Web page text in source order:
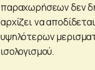
παραχωρήσεων δεν
αρχίζει να
υψηλότερων
ισολογισμού.